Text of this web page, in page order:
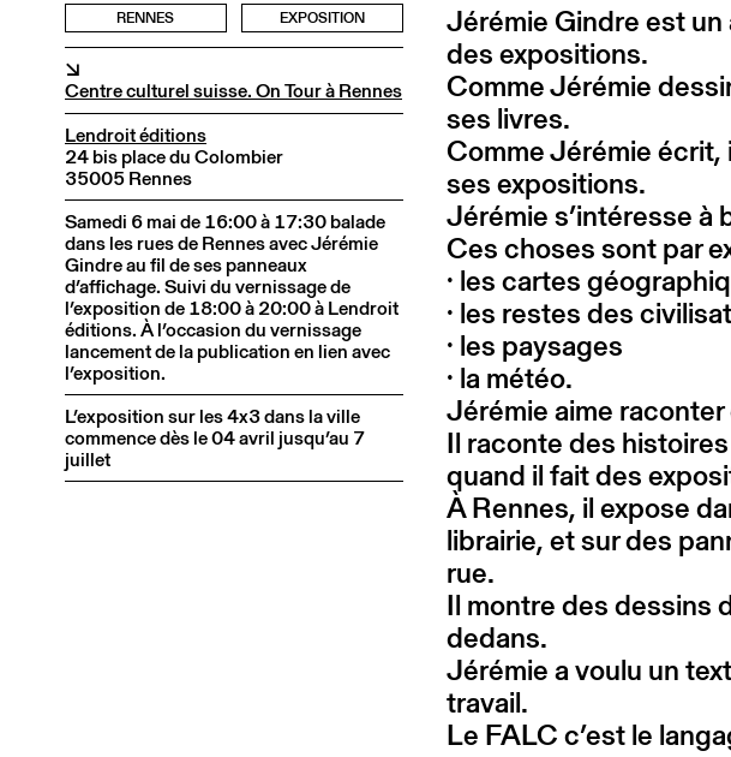
RENNES EXPOSITION
↘
Centre culturel suisse. On Tour à Rennes
Lendroit éditions
24 bis place du Colombier
35005 Rennes
Samedi 6 mai de 16:00 à 17:30 balade
dans les rues de Rennes avec Jérémie
Gindre au fil de ses panneaux
d’affichage. Suivi du vernissage de
l’exposition de 18:00 à 20:00 à Lendroit
éditions. À l’occasion du vernissage
lancement de la publication en lien avec
l’exposition.
L’exposition sur les 4x3 dans la ville
commence dès le 04 avril jusqu’au 7
juillet
Jérémie Gindre est
des expositions.
Comme Jérémie
ses livres.
Comme Jérémie
ses expositions.
Jérémie s’intéresse à
Ces choses sont par
· les cartes
· les restes des
· les paysages
· la météo.
Jérémie aime
Il raconte des
quand il fait des
À Rennes, il expose
librairie, et sur des
rue.
Il montre des dessins
dedans.
Jérémie a voulu un
travail.
Le FALC c’est le